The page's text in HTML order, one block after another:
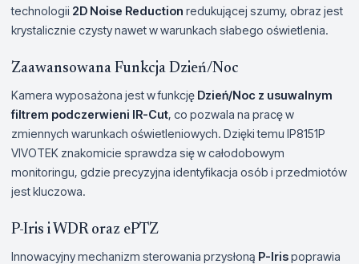
technologii 2D Noise Reduction redukującej szumy, obraz jest
krystalicznie czysty nawet w warunkach słabego oświetlenia.
Zaawansowana Funkcja Dzień/Noc
Kamera wyposażona jest w funkcję Dzień/Noc z usuwalnym
filtrem podczerwieni IR-Cut, co pozwala na pracę w
zmiennych warunkach oświetleniowych. Dzięki temu IP8151P
VIVOTEK znakomicie sprawdza się w całodobowym
monitoringu, gdzie precyzyjna identyfikacja osób i przedmiotów
jest kluczowa.
P-Iris i WDR oraz ePTZ
Innowacyjny mechanizm sterowania przysłoną P-Irispoprawia